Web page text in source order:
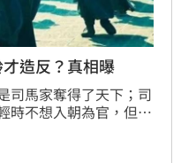
造反？真相曝
司馬家奪得了天下；司
時不想入朝為官，但時
曹氏三代人，最終奪